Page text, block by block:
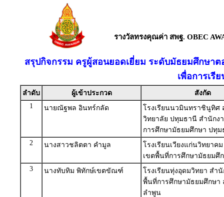
รางวัลทรงคุณค่า สพฐ. OBEC
สรุปกิจกรรม ครูผู้สอนยอดเยี่ยม ระดับมัธยมศึกษา
เพื่อการเรี
ลำดับ ผู้เข้าประกวด
สังกัด
1
นายณัฐพล อินทร์กลัด
โรงเรียนนวมินทราชินูทิศ
วิทยาลัย ปทุมธานี สำนักง
การศึกษามัธยมศึกษา ปทุม
2
นางสาวชลิตตา คำมูล
โรงเรียนเวียงแก่นวิทยาค
เขตพื้นที่การศึกษามัธยมศึ
3
นางทับทิม พิทักษ์เขตขัณฑ์
โรงเรียนทุ่งอุดมวิทยา สำ
พื้นที่การศึกษามัธยมศึกษา
ลำพูน